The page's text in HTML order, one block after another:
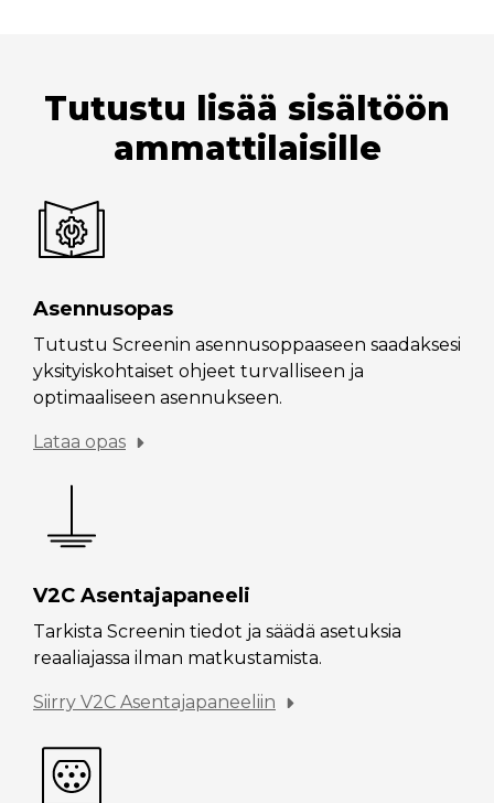
Tutustu lisää sisältöön
ammattilaisille
Asennusopas
Tutustu Screenin asennusoppaaseen saadaksesi
yksityiskohtaiset ohjeet turvalliseen ja
optimaaliseen asennukseen.
Lataa opas
V2C Asentajapaneeli
Tarkista Screenin tiedot ja säädä asetuksia
reaaliajassa ilman matkustamista.
Siirry V2C Asentajapaneeliin